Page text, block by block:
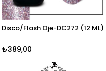
Disco/Flash Oje-DC272 (12 ML)
₺389,00